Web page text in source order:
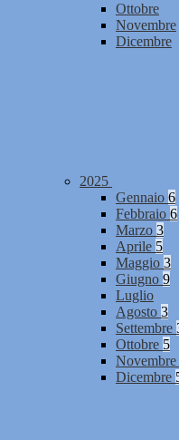
Ottobre
Novembre
Dicembre
2025
Gennaio 6
Febbraio 6
Marzo 3
Aprile 5
Maggio 3
Giugno 9
Luglio
Agosto 3
Settembre
Ottobre 5
Novembre
Dicembre